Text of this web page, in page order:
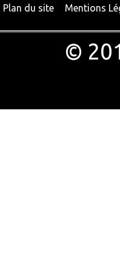
Plan du site Mentions
©